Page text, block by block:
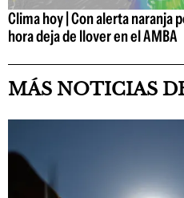
Clima hoy | Con alerta naranja
hora deja de llover en el AMBA
MÁS NOTICIAS